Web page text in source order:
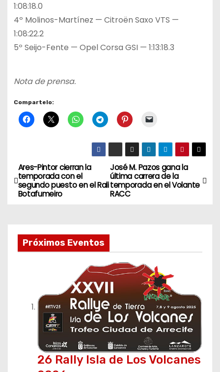
1:08:18.0
4º Molinos-Martínez — Citroën Saxo VTS —
1:08:22.2
5º Seijo-Fente — Opel Corsa GSI — 1:13:18.3
Nota de prensa.
Compartelo:
N
a
e
g
José M. Pazos gana la
última carrera de la
temporada en el Volante
RACC
Ares-Pintor cierran la
temporada con el
segundo puesto en el Rali
Botafumeiro
Próximos Eventos
26 Rally Isla de Los Volcanes